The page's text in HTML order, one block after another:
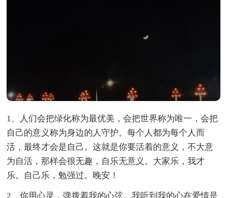
1、人们会把绿化称为最优美，会把世界称为唯一，会把
自己的意义称为身边的人守护。每个人都为每个人而
活，最终才会是自己。这就是你要活着的意义，不大意
为自活，那样会很无趣，自乐无意义。大家乐，我才
乐。自己乐，勉强过。晚安！
2、你用心灵，弹拨着我的心弦。我听到我的心在爱情是